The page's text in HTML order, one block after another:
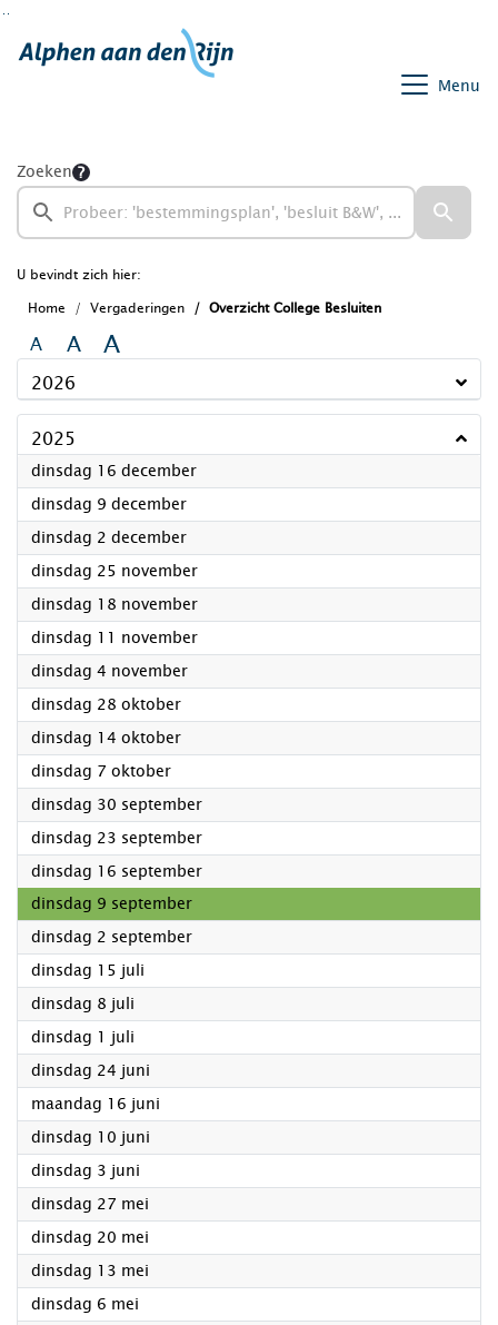
Ga naar de inhoud van deze pagina
Menu
Zoeken
U bevindt zich hier:
Home
Vergaderingen Overzicht College Besluiten
A A A
2026
2025
dinsdag 16 december2025
dinsdag 9 december2025
dinsdag 2 december2025
dinsdag 25 november2025
dinsdag 18 november2025
dinsdag 11 november2025
dinsdag 4 november2025
dinsdag 28 oktober2025
dinsdag 14 oktober2025
dinsdag 7 oktober2025
dinsdag 30 september2025
dinsdag 23 september2025
dinsdag 16 september2025
dinsdag 9 september2025
dinsdag 2 september2025
dinsdag 15 juli
dinsdag 8 juli
dinsdag 1 juli
dinsdag 24 juni
maandag 16 juni
dinsdag 10 juni
dinsdag 3 juni
dinsdag 27 mei
dinsdag 20 mei
dinsdag 13 mei
dinsdag 6 mei